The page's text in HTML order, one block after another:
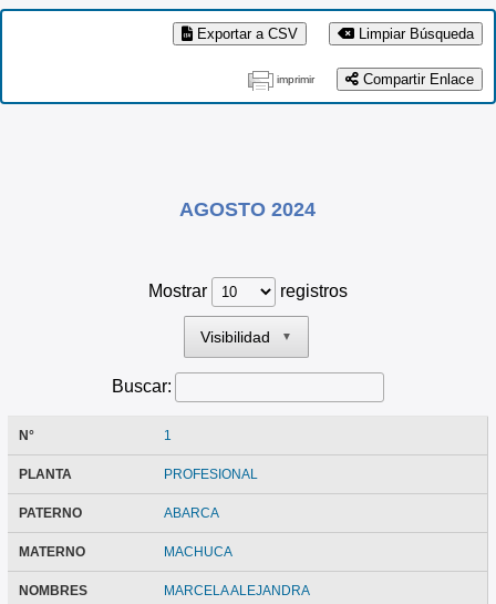
Limpiar Búsqueda
Exportar a CSV
Compartir Enlace
imprimir
AGOSTO 2024
Mostrar registros
Visibilidad ▼
Buscar:
N° 1
PLANTA PROFESIONAL
PATERNO ABARCA
MATERNO MACHUCA
NOMBRES MARCELA ALEJANDRA